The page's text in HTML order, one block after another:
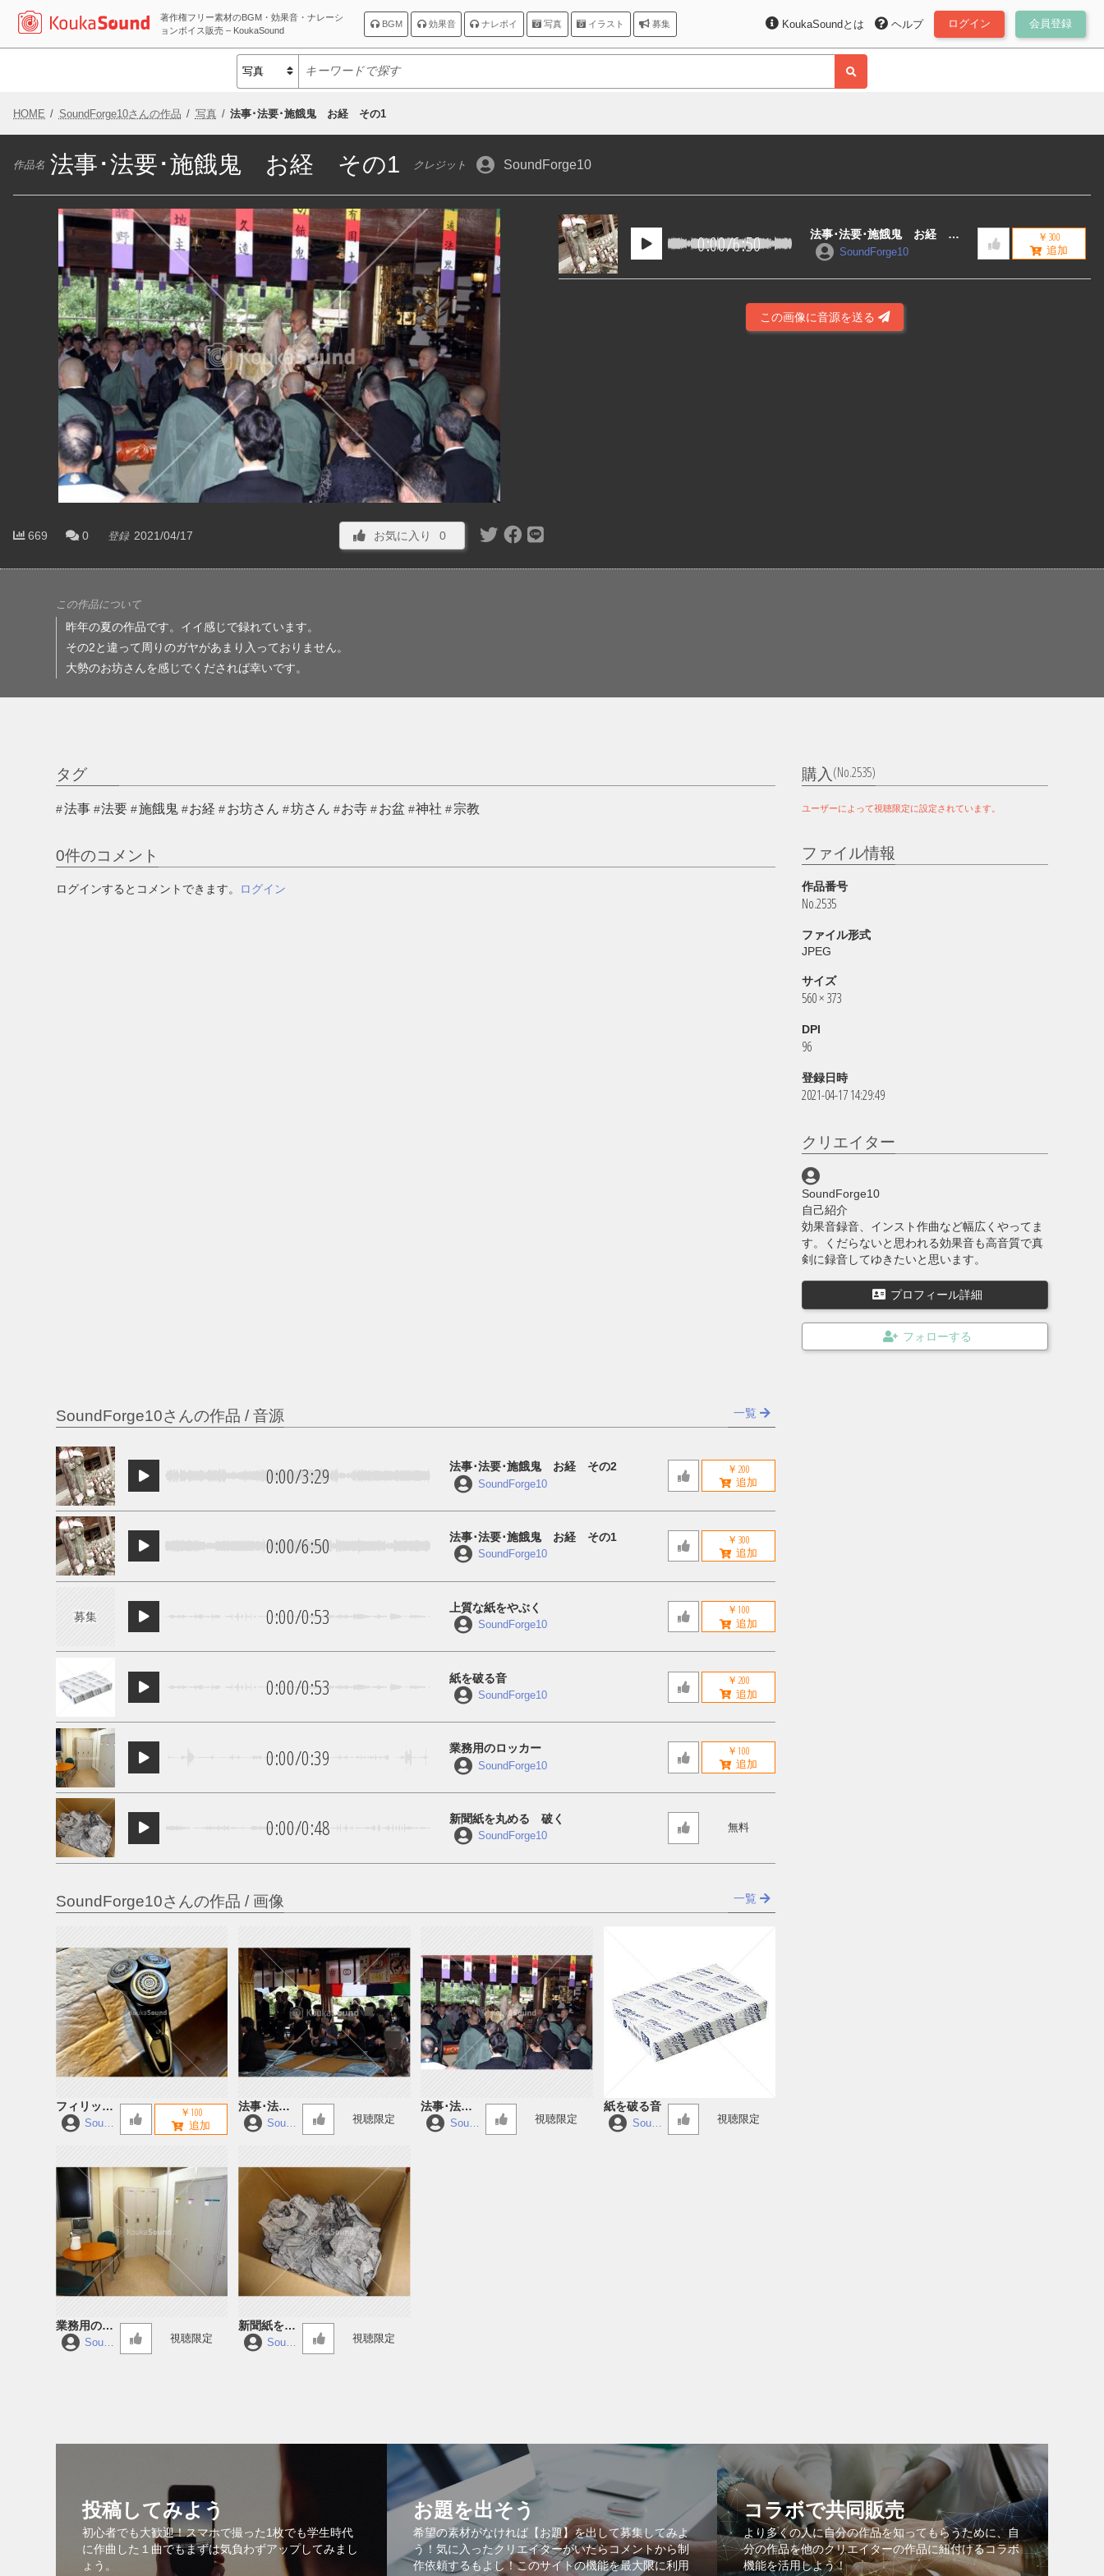
著作権フリー素材のBGM・効果音・ナレーシ
ョンボイス販売 – KoukaSound
BGM 効果音 ナレボイ 写真 イラスト 募集 ログイン 会員登録
ヘルプ
KoukaSoundとは
HOME SoundForge10さんの作品 写真 法事･法要･施餓鬼 お経 その1
作品名 法事･法要･施餓鬼 お経 その1 クレジット SoundForge10
669 0 登録 2021/04/17 お気に入り 0
0:00/6:50
法事･法要･施餓鬼 お経 そ
の1
SoundForge10
￥300
この画像に音源を送る
この作品について
昨年の夏の作品です。イイ感じで録れています。
その2と違って周りのガヤがあまり入っておりません。
大勢のお坊さんを感じでくだされば幸いです。
タグ
法事 法要 施餓鬼 お経 お坊さん 坊さん お寺 お盆 神社 宗教
0件のコメント
ログインするとコメントできます。 ログイン
SoundForge10さんの作品 / 音源 一覧
0:00/3:29 法事･法要･施餓鬼 お経 その2
SoundForge10
￥200
0:00/6:50 法事･法要･施餓鬼 お経 その1
SoundForge10
￥300
募集 0:00/0:53 上質な紙をやぶく
SoundForge10
￥100
0:00/0:53 紙を破る音
SoundForge10
￥200
0:00/0:39 業務用のロッカー
SoundForge10
￥100
0:00/0:48 新聞紙を丸める 破く
SoundForge10
無料
SoundForge10さんの作品 / 画像 一覧
フィリップ
製の電動シ
Sound
￥100
法事･法要･
施餓鬼 お
Sound
視聴限定
法事･法要･
施餓鬼 お
Sound
視聴限定
紙を破る音
Sound
視聴限定
業務用のロ
ッカーSound
視聴限定
新聞紙を丸
める 破く
Sound
視聴限定
購入 (No.2535)
ユーザーによって視聴限定に設定されています。
ファイル情報
作品番号
No.2535
ファイル形式
JPEG
サイズ
560 × 373
DPI
96
登録日時
2021-04-17 14:29:49
クリエイター
SoundForge10
自己紹介
効果音録音、インスト作曲など幅広くやってま
す。くだらないと思われる効果音も高音質で真
剣に録音してゆきたいと思います。
プロフィール詳細
投稿してみよう
初心者でも大歓迎！スマホで撮った1枚でも学生時代
に作曲した１曲でもまずは気負わずアップしてみまし
ょう。
お題を出そう
希望の素材がなければ【お題】を出して募集してみよ
う！気に入ったクリエイターがいたらコメントから制
作依頼するもよし！このサイトの機能を最大限に利用
コラボで共同販売
より多くの人に自分の作品を知ってもらうために、自
分の作品を他のクリエイターの作品に紐付けるコラボ
機能を活用しよう！